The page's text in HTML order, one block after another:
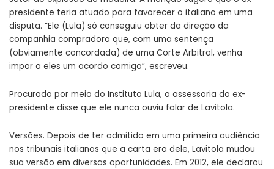
presidente teria atuado para favorecer o italiano em uma
disputa. “Ele (Lula) só conseguiu obter da direção da
companhia compradora que, com uma sentença
(obviamente concordada) de uma Corte Arbitral, venha
impor a eles um acordo comigo”, escreveu.
Procurado por meio do Instituto Lula, a assessoria do ex-
presidente disse que ele nunca ouviu falar de Lavitola.
Versões. Depois de ter admitido em uma primeira audiência
nos tribunais italianos que a carta era dele, Lavitola mudou
sua versão em diversas oportunidades. Em 2012, ele declarou